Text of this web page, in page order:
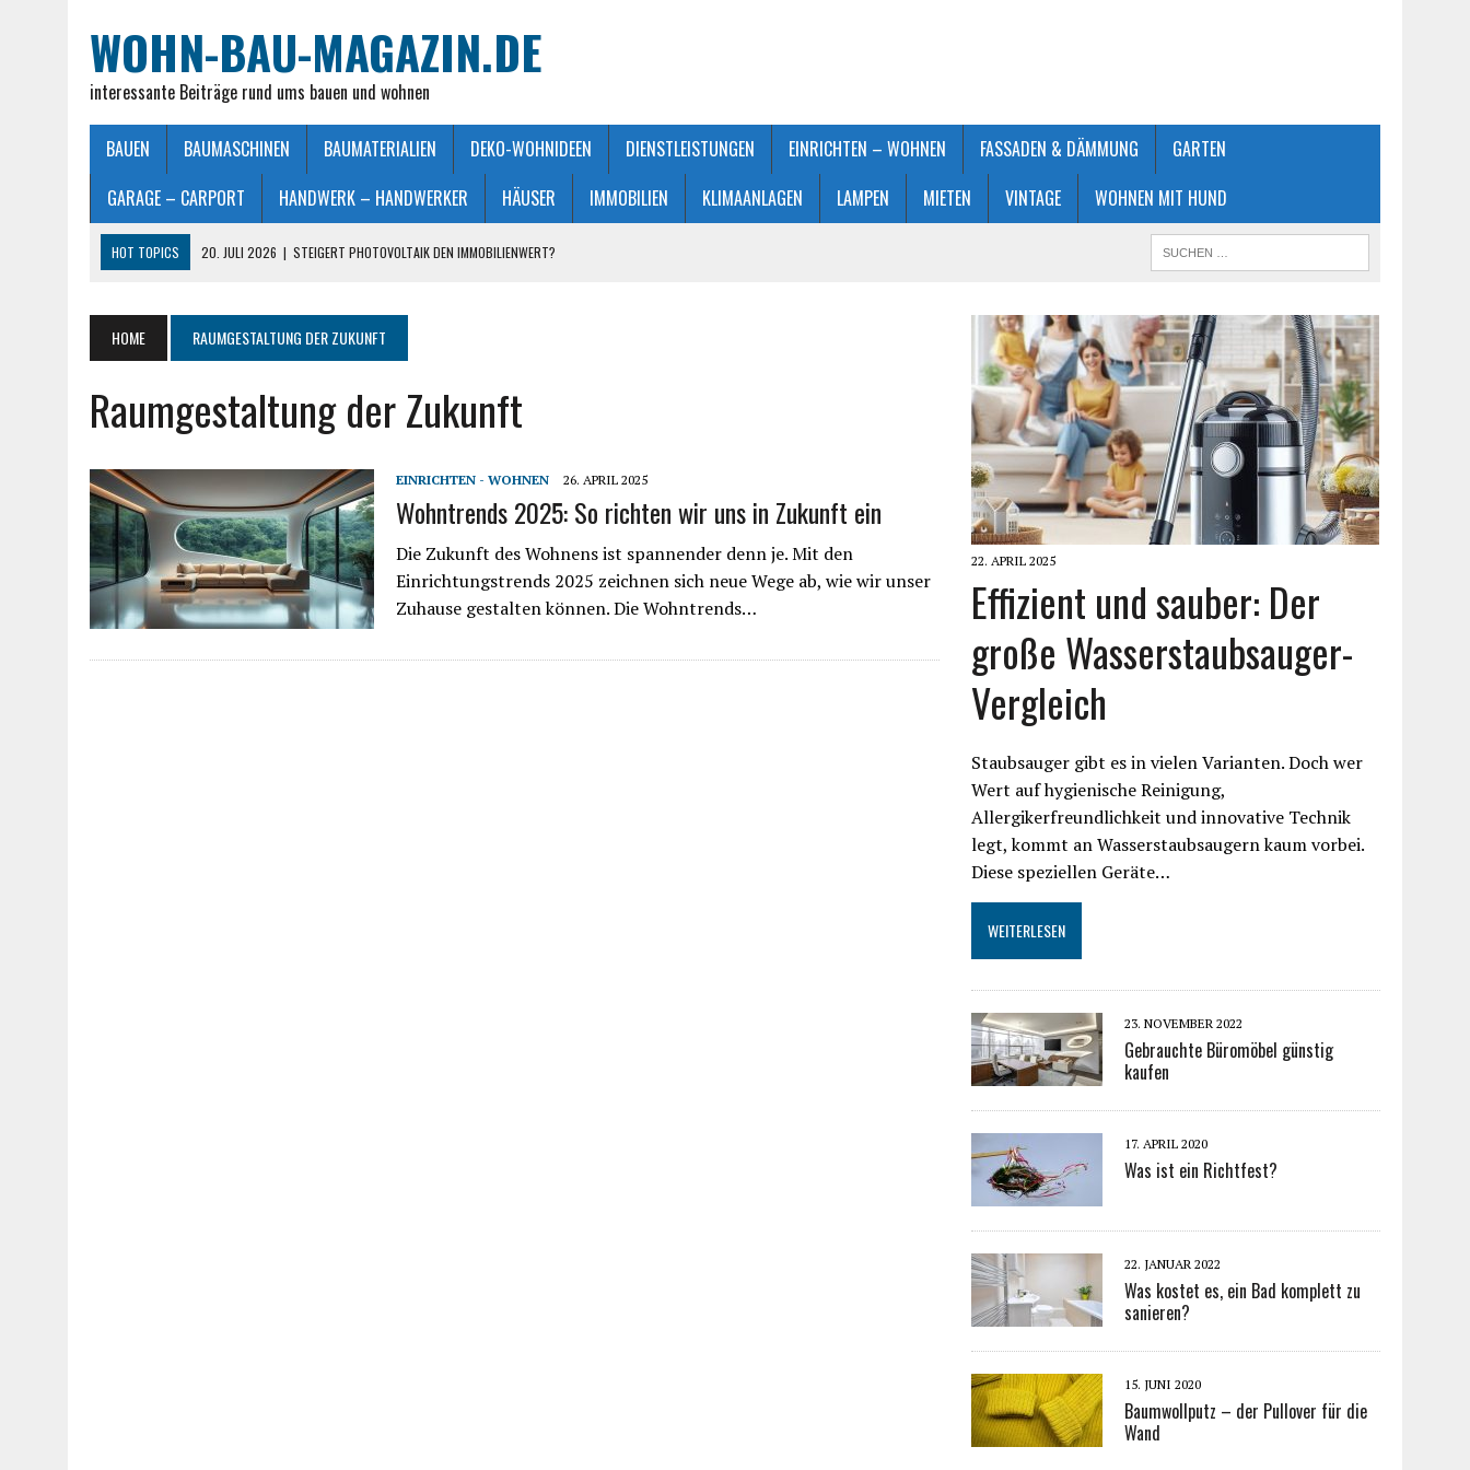
WOHN-BAU-MAGAZIN.DE
interessante Beiträge rund ums bauen und wohnen
BAUEN BAUMASCHINEN BAUMATERIALIEN DEKO-WOHNIDEEN DIENSTLEISTUNGEN EINRICHTEN – WOHNEN FASSADEN & DÄMMUNG
GARTEN
GARAGE – CARPORT
HANDWERK – HANDWERKER HÄUSER IMMOBILIEN KLIMAANLAGEN LAMPEN MIETEN VINTAGE WOHNEN MIT HUND
HOT TOPICS 20. JULI 2026 | STEIGERT PHOTOVOLTAIK DEN IMMOBILIENWERT?
25. JUNI 2026 | FRANZÖSISCHES DOPPELBETT: MASSE, VORTEILE UND KAUFBERATUNG
SO EINFACH GELINGT – DIE PERFEKTE TERRASSENGESTALTUNG
HOME RAUMGESTALTUNG DER ZUKUNFT
Raumgestaltung der Zukunft
EINRICHTEN - WOHNEN 26. APRIL 2025
Wohntrends 2025: So richten wir uns in Zukunft ein
Die Zukunft des Wohnens ist spannender denn je. Mit den
Einrichtungstrends 2025 zeichnen sich neue Wege ab, wie wir unser
Zuhause gestalten können. Die Wohntrends…
22. APRIL 2025
Effizient und sauber: Der
große Wasserstaubsauger-
Vergleich
Staubsauger gibt es in vielen Varianten. Doch wer
Wert auf hygienische Reinigung,
Allergikerfreundlichkeit und innovative Technik
legt, kommt an Wasserstaubsaugern kaum vorbei.
Diese speziellen Geräte…
WEITERLESEN
23. NOVEMBER 2022
Gebrauchte Büromöbel günstig
kaufen
17. APRIL 2020
Was ist ein Richtfest?
22. JANUAR 2022
Was kostet es, ein Bad komplett zu
sanieren?
15. JUNI 2020
Baumwollputz – der Pullover für die
Wand